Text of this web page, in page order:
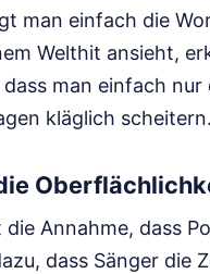
man einfach die
Welthit ansieht,
man einfach
kläglich scheitern.
die Annahme, dass
dass Sänger die